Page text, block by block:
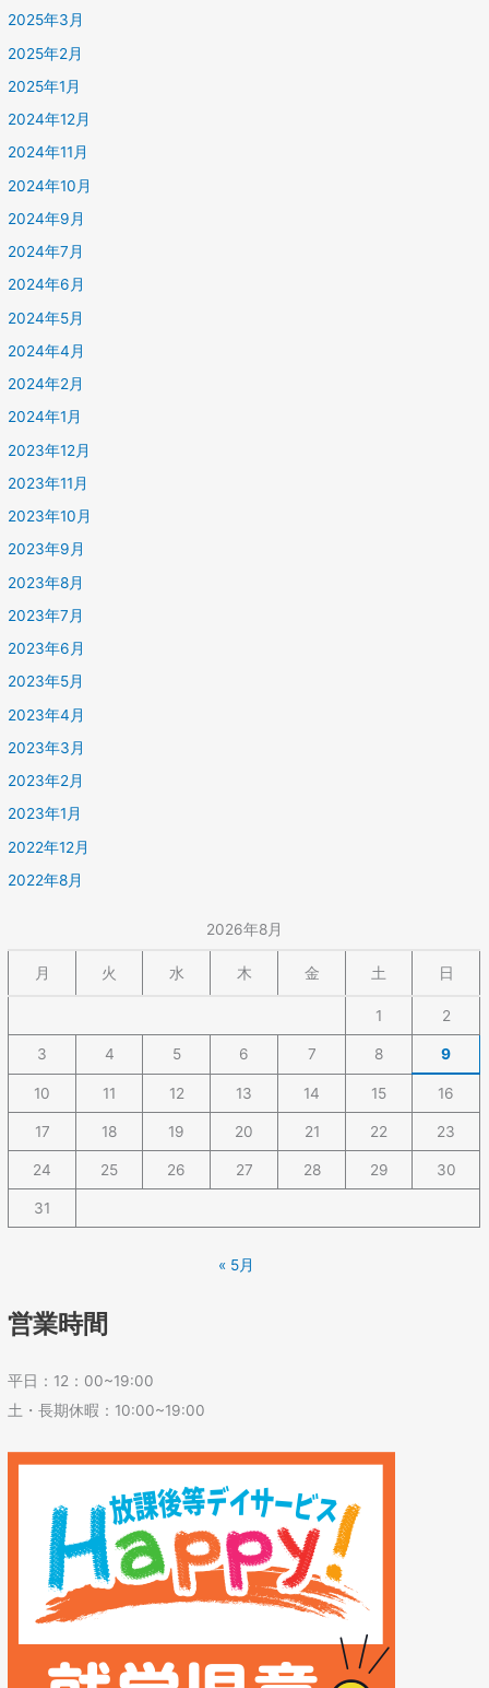
2025年3月
2025年2月
2025年1月
2024年12月
2024年11月
2024年10月
2024年9月
2024年7月
2024年6月
2024年5月
2024年4月
2024年2月
2024年1月
2023年12月
2023年11月
2023年10月
2023年9月
2023年8月
2023年7月
2023年6月
2023年5月
2023年4月
2023年3月
2023年2月
2023年1月
2022年12月
2022年8月
2026年8月
月 火 水 木 金 土 日
1 2
3 4 5 6 7 8 9
10 11 12 13 14 15 16
17 18 19 20 21 22 23
24 25 26 27 28 29 30
31
« 5月
営業時間
平日：12：00~19:00
土・長期休暇：10:00~19:00